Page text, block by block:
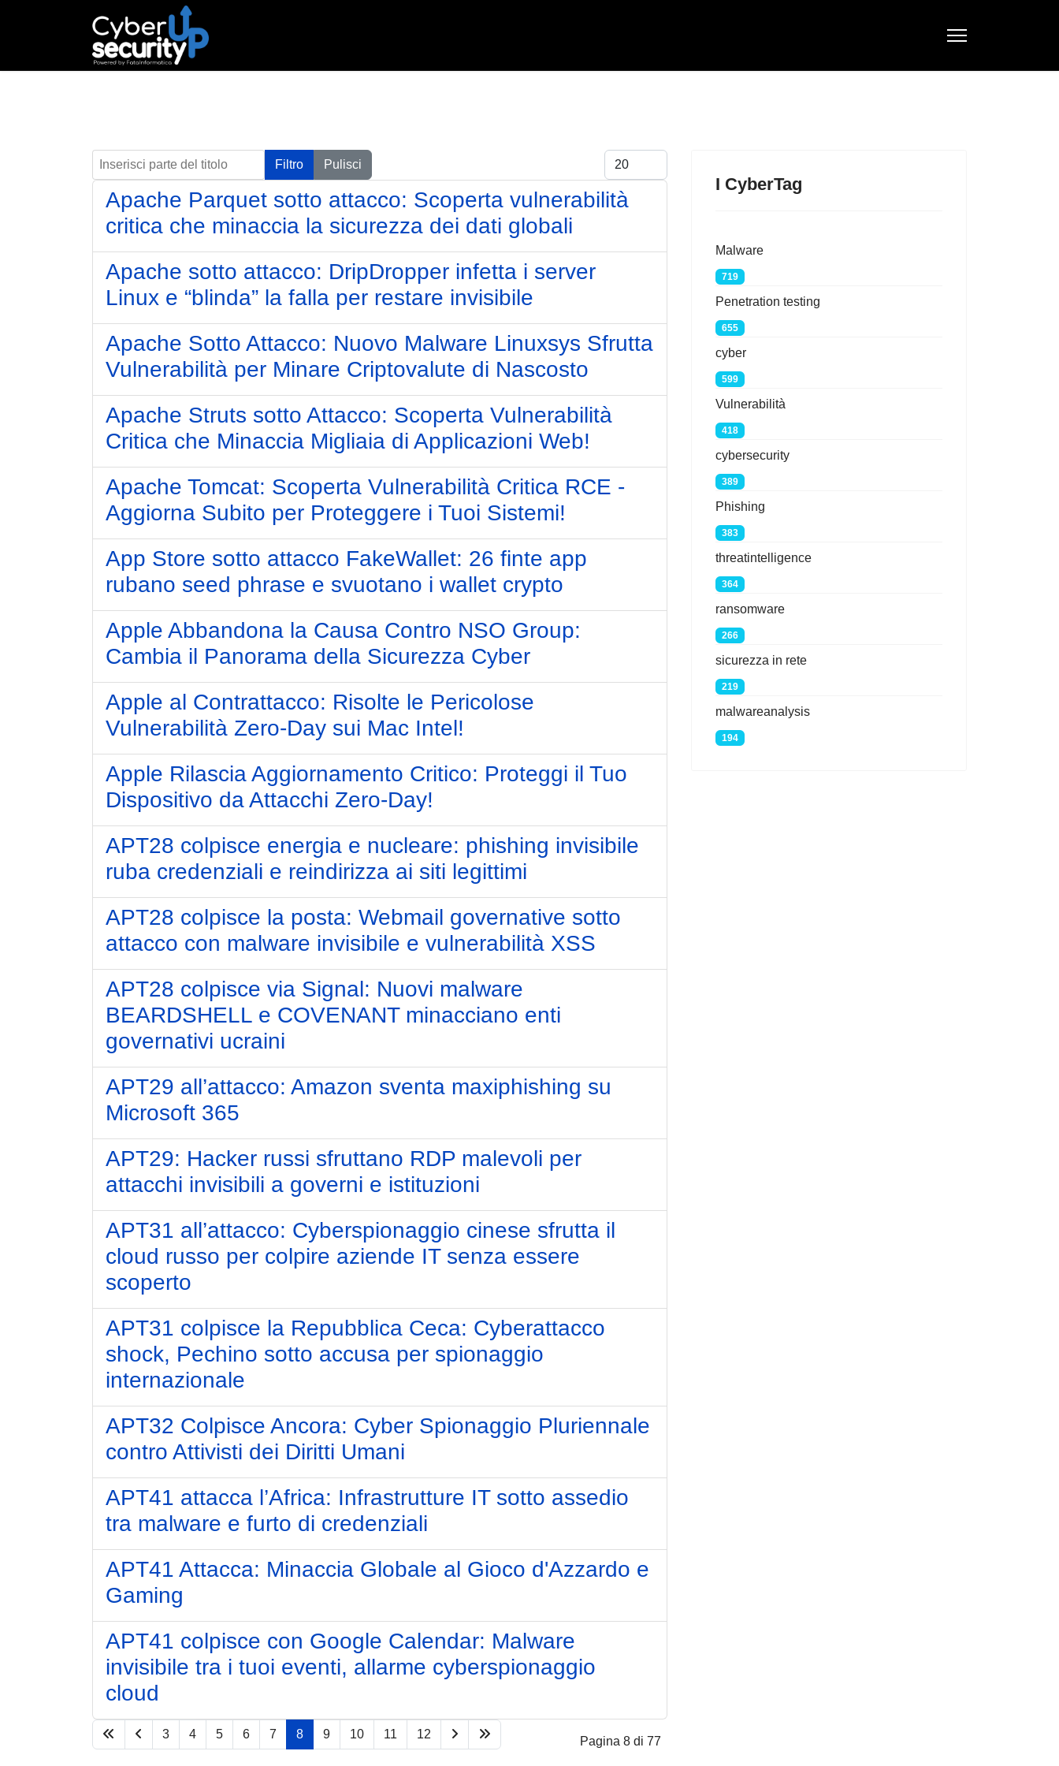
Inserisci parte del titolo Filtro Pulisci Visualizza #
Apache Parquet sotto attacco: Scoperta vulnerabilità
critica che minaccia la sicurezza dei dati globali
Apache sotto attacco: DripDropper infetta i server
Linux e “blinda” la falla per restare invisibile
Apache Sotto Attacco: Nuovo Malware Linuxsys Sfrutta
Vulnerabilità per Minare Criptovalute di Nascosto
Apache Struts sotto Attacco: Scoperta Vulnerabilità
Critica che Minaccia Migliaia di Applicazioni Web!
Apache Tomcat: Scoperta Vulnerabilità Critica RCE -
Aggiorna Subito per Proteggere i Tuoi Sistemi!
App Store sotto attacco FakeWallet: 26 finte app
rubano seed phrase e svuotano i wallet crypto
Apple Abbandona la Causa Contro NSO Group:
Cambia il Panorama della Sicurezza Cyber
Apple al Contrattacco: Risolte le Pericolose
Vulnerabilità Zero-Day sui Mac Intel!
Apple Rilascia Aggiornamento Critico: Proteggi il Tuo
Dispositivo da Attacchi Zero-Day!
APT28 colpisce energia e nucleare: phishing invisibile
ruba credenziali e reindirizza ai siti legittimi
APT28 colpisce la posta: Webmail governative sotto
attacco con malware invisibile e vulnerabilità XSS
APT28 colpisce via Signal: Nuovi malware
BEARDSHELL e COVENANT minacciano enti
governativi ucraini
APT29 all’attacco: Amazon sventa maxiphishing su
Microsoft 365
APT29: Hacker russi sfruttano RDP malevoli per
attacchi invisibili a governi e istituzioni
APT31 all’attacco: Cyberspionaggio cinese sfrutta il
cloud russo per colpire aziende IT senza essere
scoperto
APT31 colpisce la Repubblica Ceca: Cyberattacco
shock, Pechino sotto accusa per spionaggio
internazionale
APT32 Colpisce Ancora: Cyber Spionaggio Pluriennale
contro Attivisti dei Diritti Umani
APT41 attacca l’Africa: Infrastrutture IT sotto assedio
tra malware e furto di credenziali
APT41 Attacca: Minaccia Globale al Gioco d'Azzardo e
Gaming
APT41 colpisce con Google Calendar: Malware
invisibile tra i tuoi eventi, allarme cyberspionaggio
cloud
Pagina 8 di 77
3 4 5 6 7 8 9 10 11 12
I CyberTag
Malware
719
Penetration testing
655
cyber
599
Vulnerabilità
418
cybersecurity
389
Phishing
383
threatintelligence
364
ransomware
266
sicurezza in rete
219
malwareanalysis
194